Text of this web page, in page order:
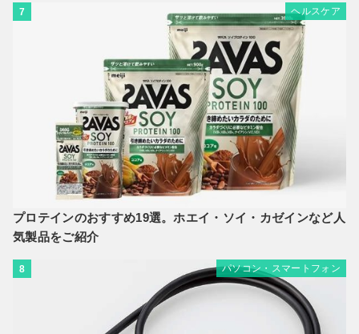
7 ヘルスケア
プロテインのおすすめ19選。ホエイ・ソイ・カゼインなど人
気製品をご紹介
8 パソコン・スマートフォン